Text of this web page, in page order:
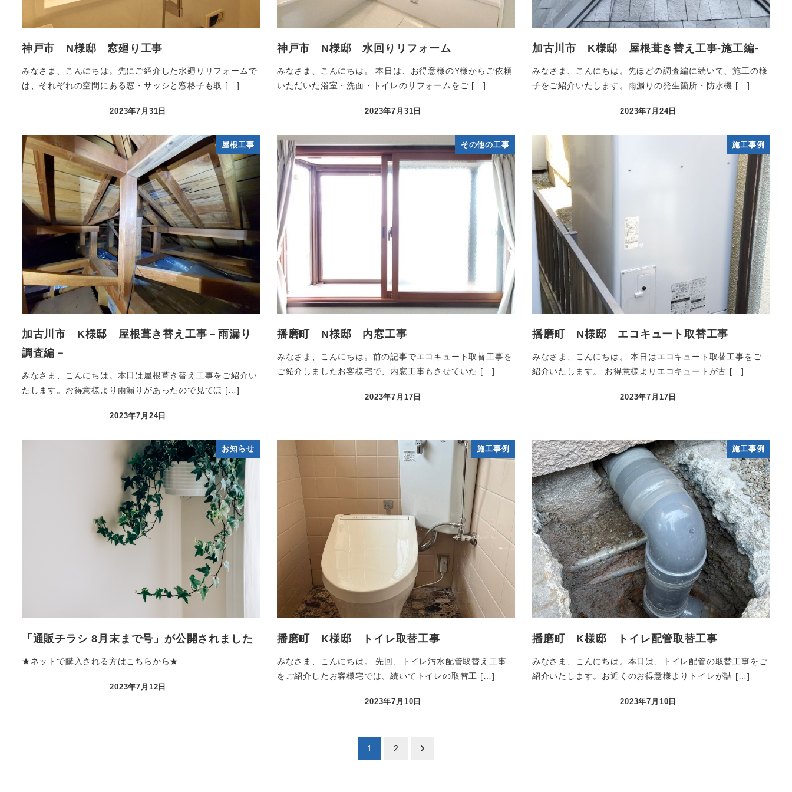
神戸市 N様邸 窓廻り工事
みなさま、こんにちは。先にご紹介した水廻りリフォームで
は、それぞれの空間にある窓・サッシと窓格子も取 […]
2023年7月31日
神戸市 N様邸 水回りリフォーム
みなさま、こんにちは。 本日は、お得意様のY様からご依頼
いただいた浴室・洗面・トイレのリフォームをご […]
2023年7月31日
加古川市 K様邸 屋根葺き替え工事-施工編-
みなさま、こんにちは。先ほどの調査編に続いて、施工の様
子をご紹介いたします。雨漏りの発生箇所・防水機 […]
2023年7月24日
屋根工事
加古川市 K様邸 屋根葺き替え工事－雨漏り
調査編－
みなさま、こんにちは。本日は屋根葺き替え工事をご紹介い
たします。お得意様より雨漏りがあったので見てほ […]
2023年7月24日
その他の工事
播磨町 N様邸 内窓工事
みなさま、こんにちは。前の記事でエコキュート取替工事を
ご紹介しましたお客様宅で、内窓工事もさせていた […]
2023年7月17日
施工事例
播磨町 N様邸 エコキュート取替工事
みなさま、こんにちは。 本日はエコキュート取替工事をご
紹介いたします。 お得意様よりエコキュートが古 […]
2023年7月17日
お知らせ
「通販チラシ 8月末まで号」が公開されました
★ネットで購入される方はこちらから★
2023年7月12日
施工事例
播磨町 K様邸 トイレ取替工事
みなさま、こんにちは。 先回、トイレ汚水配管取替え工事
をご紹介したお客様宅では、続いてトイレの取替工 […]
2023年7月10日
施工事例
播磨町 K様邸 トイレ配管取替工事
みなさま、こんにちは。本日は、トイレ配管の取替工事をご
紹介いたします。お近くのお得意様よりトイレが詰 […]
2023年7月10日
1 2